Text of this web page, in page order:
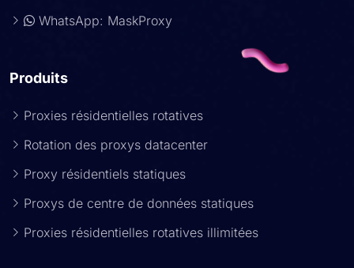
WhatsApp: MaskProxy
Produits
Proxies résidentielles rotatives
Rotation des proxys datacenter
Proxy résidentiels statiques
Proxys de centre de données statiques
Proxies résidentielles rotatives illimitées